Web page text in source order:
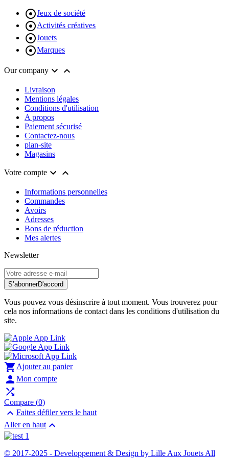
Jeux de société
Activités créatives
Jouets
Marques
Our company  
Livraison
Mentions légales
Conditions d'utilisation
A propos
Paiement sécurisé
Contactez-nous
plan-site
Magasins
Votre compte  
Informations personnelles
Commandes
Avoirs
Adresses
Bons de réduction
Mes alertes
Newsletter
S’abonnerD'accord
Vous pouvez vous désinscrire à tout moment. Vous trouverez pour
cela nos informations de contact dans les conditions d'utilisation du
site.
 Ajouter au panier
 Mon compte

Compare (0)
 Faites défiler vers le haut
Aller en haut
© 2017-2025 - Developpement & Design by Lille Aux Jouets All